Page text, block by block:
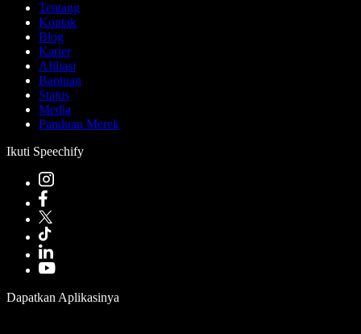
Tentang
Kontak
Blog
Karier
Afiliasi
Bantuan
Status
Media
Panduan Merek
Ikuti Speechify
Dapatkan Aplikasinya